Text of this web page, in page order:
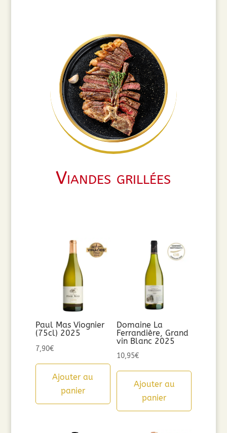
Viandes grillées
Paul Mas Viognier
(75cl) 2025
7,90€
Ajouter au
panier
Domaine La
Ferrandière, Grand
vin Blanc 2025
10,95€
Ajouter au
panier